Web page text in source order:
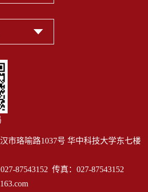
市珞喻路1037号 华中科技大学东七楼
87543152 传真：027-87543152